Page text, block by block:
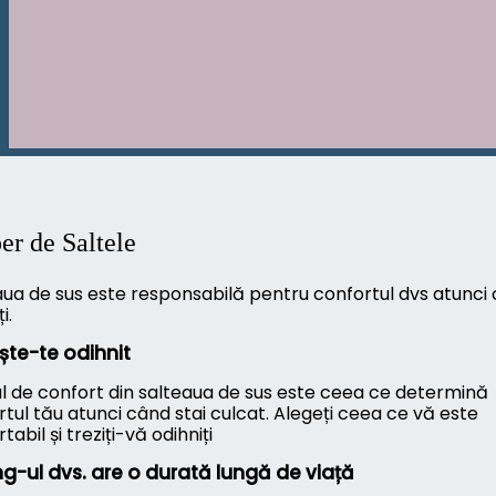
de Saltele
de sus este responsabilă pentru confortul dvs atunci
te odihnit
de confort din salteaua de sus este ceea ce determină
tău atunci când stai culcat. Alegeți ceea ce vă este
și treziți-vă odihniți
ul dvs. are o durată lungă de viață